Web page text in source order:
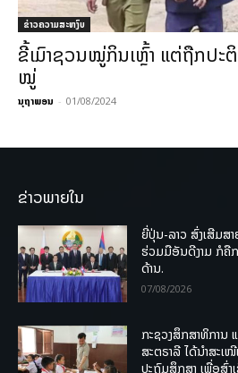
ຂ່າວຄວາມສະຫງົບ
ຂີ້ເມົາຊວນໝູ່ກິນເຫຼົ້າ ແຕ່ຖືກປະຕິ
ໝູ່
ນຸຖາພອນ - 01/08/2024
ຂ່າວພາຍໃນ
ຍີ່ປຸ່ນ-ລາວ ສົ່ງເສີມສ
ຮ່ວມມືອັນດີງາມ ກໍຄື
ດ້ານ.
07/08/2026
ກະຊວງສຶກສາທິການ
ສະຕຣາລີ ໄດ້ນຳສະເ
ປະຖົມສຶກສາ ເພື່ອສົ່ງ